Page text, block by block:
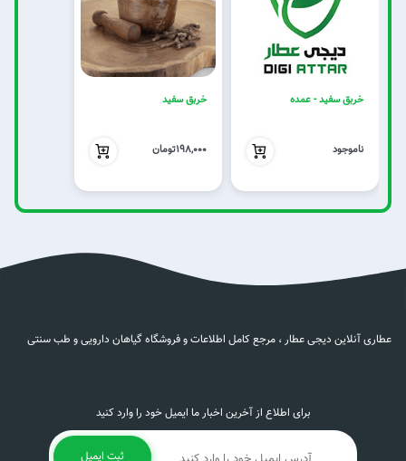
خربق سفید - عمده
ناموجود
خربق سفید
198,000تومان
برای اطلاع از آخرین اخبار ما ایمیل خود را وارد کنید
ثبت ایمیل
عطاری آنلاین دیجی عطار ، مرجع کامل اطلاعات و فروشگاه گیاهان دارویی و طب سنتی